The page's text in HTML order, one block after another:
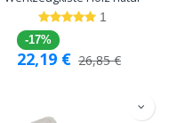
1
-17%
22,19 € 26,85€